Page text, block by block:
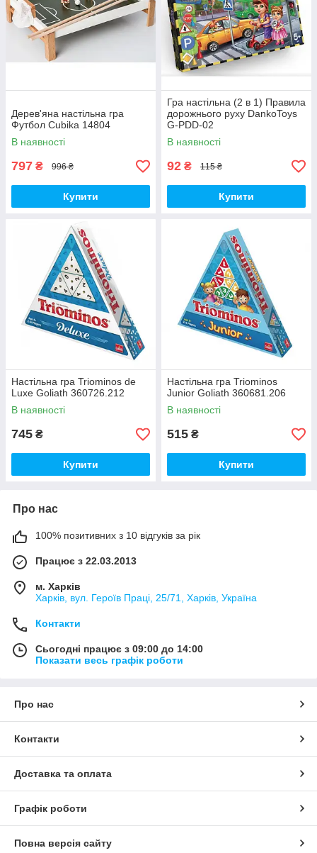
Дерев'яна настільна гра
Футбол Cubika 14804
В наявності
797 ₴ 996 ₴
Купити
Гра настільна (2 в 1) Правила
дорожнього руху DankoToys
G-PDD-02
В наявності
92 ₴ 115 ₴
Купити
Настільна гра Triominos de
Luxe Goliath 360726.212
В наявності
745 ₴
Купити
Настільна гра Triominos
Junior Goliath 360681.206
В наявності
515 ₴
Купити
Про нас
100% позитивних з 10 відгуків за рік
Працює з 22.03.2013
м. Харків
Харків, вул. Героїв Праці, 25/71, Харків, Україна
Контакти
Сьогодні працює з 09:00 до 14:00
Показати весь графік роботи
Про нас
Контакти
Доставка та оплата
Графік роботи
Повна версія сайту